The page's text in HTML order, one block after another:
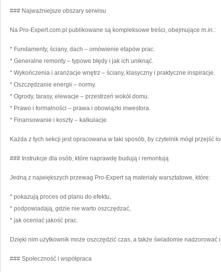
### Najważniejsze obszary serwisu
Na Pro-Expert.com.pl publikowane są kompleksowe treści, obejmujące m.in.:
* Fundamenty, ściany, dach – omówienie etapów prac.
* Generalne remonty – typowe błędy i jak ich uniknąć.
* Wykończenia i aranżacje wnętrz – ściany, klasyczny i praktyczne inspiracje.
* Oszczędzanie energii – normy.
* Ogrody, tarasy, elewacje – przestrzeń wokół domu.
* Prawo i formalności – prawa i obowiązki inwestora.
* Finansowanie i koszty – kalkulacje.
Każda z tych sekcji jest opracowana w taki sposób, by czytelnik mógł przejść
### Instrukcje dla osób, które naprawdę budują i remontują
Jedną z największych przewag Pro-Expert są materiały warsztatowe, które:
* pokazują proces od planu do efektu,
* podpowiadają, gdzie nie warto oszczędzać,
* jak oceniać jakość prac.
Dzięki nim użytkownik może oszczędzić czas, a także świadomie nadzorować
### Społeczność i współpraca